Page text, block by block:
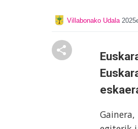
Villabonako Udala